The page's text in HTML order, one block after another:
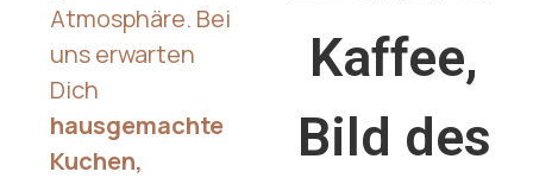
Atmosphäre. Bei
uns erwarten
Dich
hausgemachte
Kuchen,